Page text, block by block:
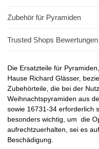
Zubehör für Pyramiden
Trusted Shops Bewertungen
Die Ersatzteile für
Hause Richard Glässer,
Zubehörteile, die bei der
Weihnachtspyramiden aus
sowie 16731-34 erforderlich
besonders wichtig, um die
aufrechtzuerhalten, sei es
Beschädigung.